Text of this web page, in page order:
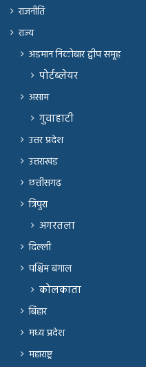
राजनीति
राज्य
अंडमान निकोबार द्वीप समूह
पोर्टब्लेयर
असाम
गुवाहाटी
उत्तर प्रदेश
उत्तराखंड
छत्तीसगढ़
त्रिपुरा
अगरतला
दिल्ली
पश्चिम बंगाल
कोलकाता
बिहार
मध्य प्रदेश
महाराष्ट्र